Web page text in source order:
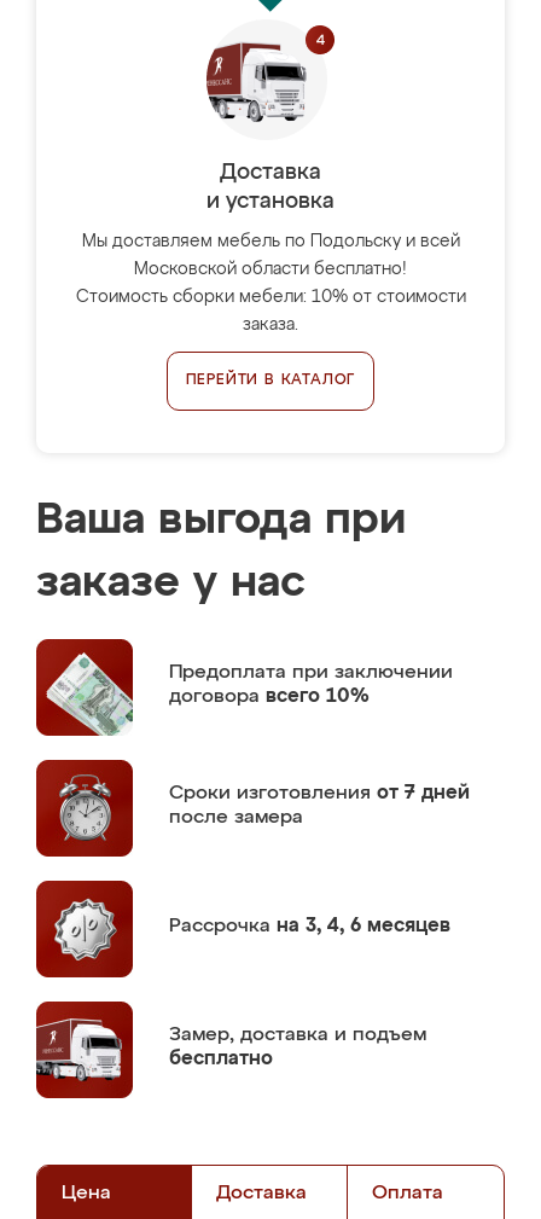
Доставка
и установка
Мы доставляем мебель по Подольску и всей
Московской области бесплатно!
Стоимость сборки мебели: 10% от стоимости
заказа.
ПЕРЕЙТИ В КАТАЛОГ
Ваша выгода при
заказе у нас
Предоплата при заключении
договора всего 10%
Сроки изготовления от 7 дней
после замера
Рассрочка на 3, 4, 6 месяцев
Замер, доставка и подъем
бесплатно
Цена Доставка Оплата